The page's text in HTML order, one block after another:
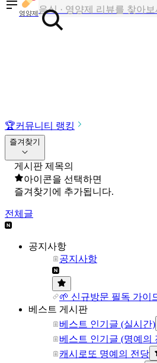
영양제
칼로리와 영양성분을 검색해
혈당 · 다이어트 음식 검색해
🏆커뮤니티 랭킹
즐겨찾기
게시판 제목의
아이콘을 선택하면
즐겨찾기에 추가됩니다.
전체글
공지사항
공지사항
🌱 신규방문 필독 가이
베스트 게시판
베스트 인기글 (실시간)
베스트 인기글 (명예의
캐시로또 명예의 전당